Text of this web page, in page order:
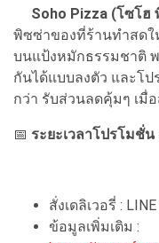
Soho Pizza (โซโฮ
พิซซ่าของที่ร้านทำสดใ
บนแป้งหมักธรรมชาติ
กันได้แบบลงตัว และโ
กว่า รับส่วนลดคุ้มๆ เมื่
📅 ระยะเวลาโปรโมชั่
สั่งเดลิเวอรี่ :
ข้อมูลเพิ่มเติม :